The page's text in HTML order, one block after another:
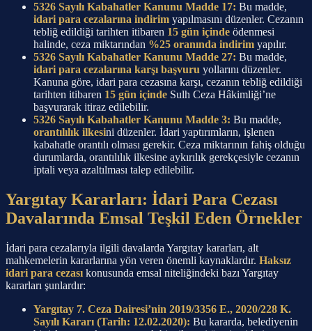
5326 Sayılı Kabahatler Kanunu Madde 17: Bu madde,
idari para cezalarına indirim yapılmasını düzenler. Cezanın
tebliğ edildiği tarihten itibaren 15 gün içinde ödenmesi
halinde, ceza miktarından %25 oranında indirim yapılır.
5326 Sayılı Kabahatler Kanunu Madde 27: Bu madde,
idari para cezalarına karşı başvuru yollarını düzenler.
Kanuna göre, idari para cezasına karşı, cezanın tebliğ edildiği
tarihten itibaren 15 gün içinde Sulh Ceza Hâkimliği’ne
başvurarak itiraz edilebilir.
5326 Sayılı Kabahatler Kanunu Madde 3: Bu madde,
orantılılık ilkesini düzenler. İdari yaptırımların, işlenen
kabahatle orantılı olması gerekir. Ceza miktarının fahiş olduğu
durumlarda, orantılılık ilkesine aykırılık gerekçesiyle cezanın
iptali veya azaltılması talep edilebilir.
Yargıtay Kararları: İdari Para Cezası
Davalarında Emsal Teşkil Eden Örnekler
İdari para cezalarıyla ilgili davalarda Yargıtay kararları, alt
mahkemelerin kararlarına yön veren önemli kaynaklardır. Haksız
idari para cezası konusunda emsal niteliğindeki bazı Yargıtay
kararları şunlardır:
Yargıtay 7. Ceza Dairesi’nin 2019/3356 E., 2020/228 K.
Sayılı Kararı (Tarih: 12.02.2020): Bu kararda, belediyenin